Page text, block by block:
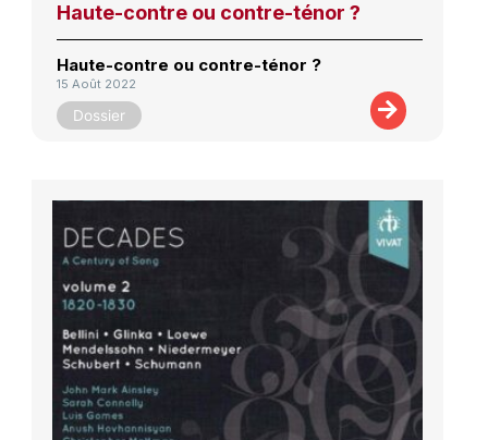
Haute-contre ou contre-ténor ?
Haute-contre ou contre-ténor ?
15 Août 2022
Dossier